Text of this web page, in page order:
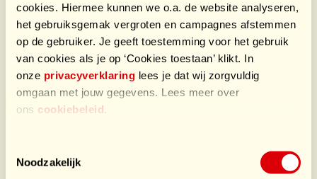
cookies. Hiermee kunnen we o.a. de website analyseren,
het gebruiksgemak vergroten en campagnes afstemmen
op de gebruiker. Je geeft toestemming voor het gebruik
van cookies als je op ‘Cookies toestaan’ klikt. In
onze privacyverklaring lees je dat wij zorgvuldig
omgaan met jouw gegevens. Lees meer over
ons cookiebeleid.
Noodzakelijk
Voor Ronald McDonald Huis Den Haag
€23.810,85
/ €24.000
We gaan er weer tegen aan!